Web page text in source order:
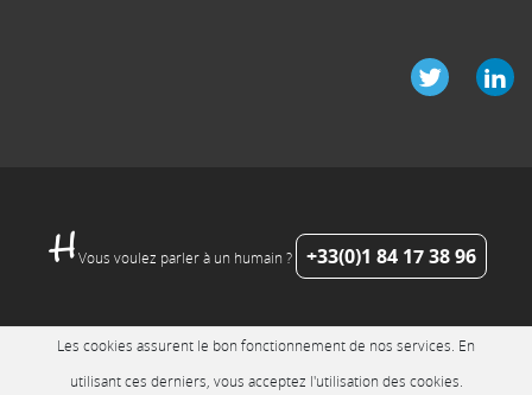
Vous voulez parler à un humain ? +33(0)1 84 17 38 96
Les cookies assurent le bon fonctionnement de nos services. En
utilisant ces derniers, vous acceptez l'utilisation des cookies.